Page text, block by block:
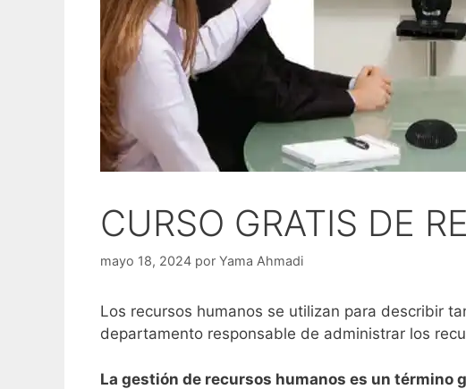
CURSO GRATIS DE
mayo 18, 2024 por Yama Ahmadi
Los recursos humanos se utilizan para describir
departamento responsable de administrar los
La gestión de recursos humanos es un término